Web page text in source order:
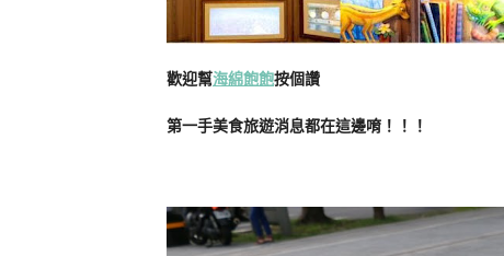
歡迎幫海綿飽飽按個讚
第一手美食旅遊消息都在這邊唷！！！